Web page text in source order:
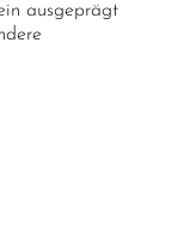
ausgeprägt